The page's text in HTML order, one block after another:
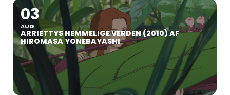
03
AUG
ARRIETTYS HEMMELIGE VERDEN (2010) AF
HIROMASA YONEBAYASHI